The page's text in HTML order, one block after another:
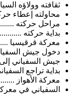
ثقافته وولاؤه السياسي
محاولته إعطاء حركته
مراحل حركته
بداية حركته .................... ٩١
معركة قرقيسيا
دخول جيش السفياني الى
جيش السفياني إلى
بداية تراجع السفياني
معركة الأهواز ....................
السفياني في معركة فتح